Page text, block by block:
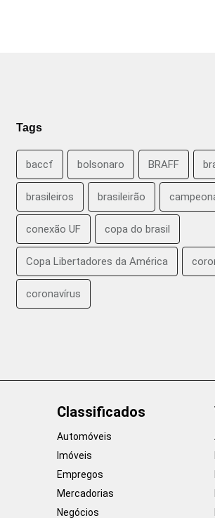
Tags
baccf bolsonaro BRAFF
brasileiros brasileirão
conexão UF copa do brasil
Copa Libertadores da América
coronavírus
Classificados
Automóveis
Imóveis
Empregos
Mercadorias
Negócios